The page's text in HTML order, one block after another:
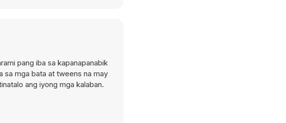
pang iba sa kapanapanabik
sa mga bata at tweens na may
ang iyong mga kalaban.